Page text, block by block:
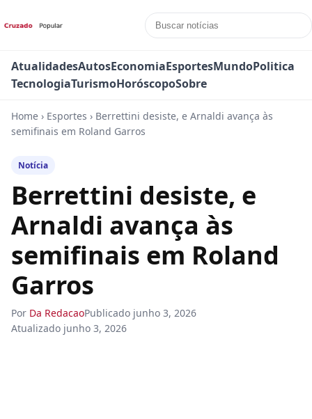
AtualidadesAutosEconomiaEsportesMundoPolitica
TecnologiaTurismoHoróscopoSobre
Home › Esportes › Berrettini desiste, e Arnaldi avança às
semifinais em Roland Garros
Notícia
Berrettini desiste, e
Arnaldi avança às
semifinais em Roland
Garros
Por Da RedacaoPublicado junho 3, 2026
Atualizado junho 3, 2026